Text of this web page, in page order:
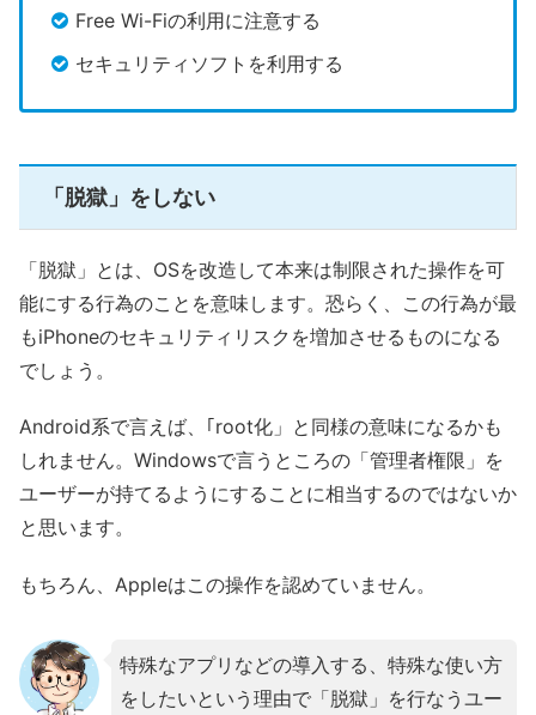
Free Wi-Fiの利用に注意する
セキュリティソフトを利用する
「脱獄」をしない
「脱獄」とは、OSを改造して本来は制限された操作を可
能にする行為のことを意味します。恐らく、この行為が最
もiPhoneのセキュリティリスクを増加させるものになる
でしょう。
Android系で言えば、｢root化」と同様の意味になるかも
しれません。Windowsで言うところの「管理者権限」を
ユーザーが持てるようにすることに相当するのではないか
と思います。
もちろん、Appleはこの操作を認めていません。
特殊なアプリなどの導入する、特殊な使い方
をしたいという理由で「脱獄」を行なうユー